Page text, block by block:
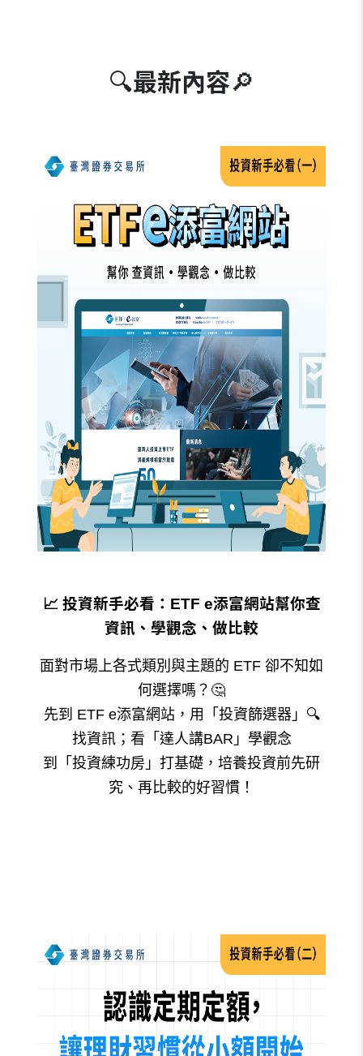
🔍最新內容🔎
📈 投資新手必看：ETF e添富網站幫你查
資訊、學觀念、做比較
面對市場上各式類別與主題的 ETF 卻不知如
何選擇嗎？🤔
先到 ETF e添富網站，用「投資篩選器」🔍
找資訊；看「達人講BAR」學觀念
到「投資練功房」打基礎，培養投資前先研
究、再比較的好習慣！